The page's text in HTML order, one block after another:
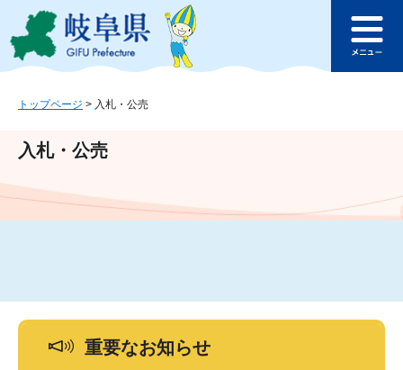
ジ
ュ
文
このページの本文へ
ュ
トップページ > 入札・公売
入札・公売
重要なお知らせ